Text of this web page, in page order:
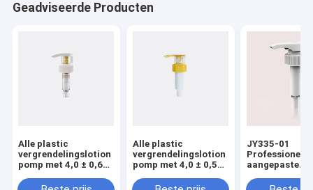
Geadviseerde Producten
Alle plastic
vergrendelingslotion
pomp met 4,0 ± 0,60
ontladingspercentage
Alle plastic
vergrendelingslotion
pomp met 4,0 ± 0,50
ontladingspercentage
JY335-01
Professionele
aangepaste
lotion Pump